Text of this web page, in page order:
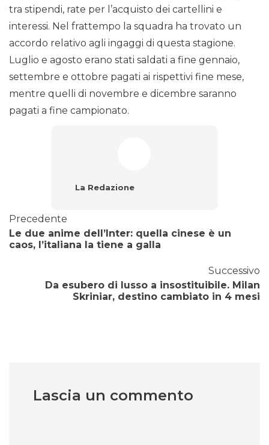
tra stipendi, rate per l’acquisto dei cartellini e
interessi. Nel frattempo la squadra ha trovato un
accordo relativo agli ingaggi di questa stagione.
Luglio e agosto erano stati saldati a fine gennaio,
settembre e ottobre pagati ai rispettivi fine mese,
mentre quelli di novembre e dicembre saranno
pagati a fine campionato.
La Redazione
Precedente
Le due anime dell’Inter: quella cinese è un
caos, l’italiana la tiene a galla
Successivo
Da esubero di lusso a insostituibile. Milan
Skriniar, destino cambiato in 4 mesi
Lascia un commento